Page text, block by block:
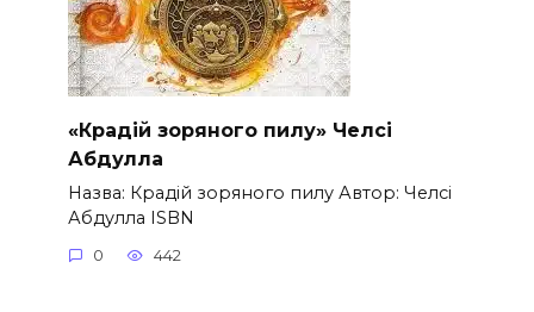
«Крадій зоряного пилу» Челсі
Абдулла
Назва: Крадій зоряного пилу Автор: Челсі
Абдулла ISBN
0 442